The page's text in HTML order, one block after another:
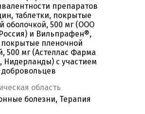
препаратов
таблетки, покрытые
оболочкой, 500 мг (ООО
и Вильпрафен®,
покрытые пленочной
500 мг (Астеллас Фарма
Нидерланды) с участием
область
болезни, Терапия